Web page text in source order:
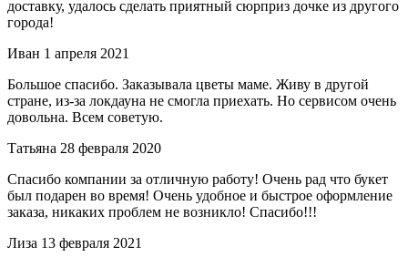
доставку, удалось сделать приятный сюрприз дочке из другого
города!
Иван 1 апреля 2021
Большое спасибо. Заказывала цветы маме. Живу в другой
стране, из-за локдауна не смогла приехать. Но сервисом очень
довольна. Всем советую.
Татьяна 28 февраля 2020
Спасибо компании за отличную работу! Очень рад что букет
был подарен во время! Очень удобное и быстрое оформление
заказа, никаких проблем не возникло! Спасибо!!!
Лиза 13 февраля 2021